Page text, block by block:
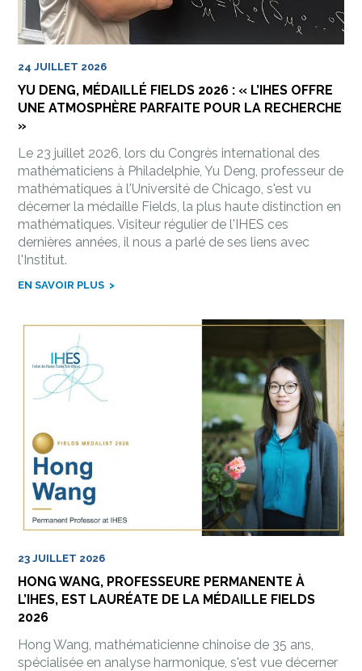
24 JUILLET 2026
YU DENG, MÉDAILLÉ FIELDS 2026 : « L’IHES OFFRE
UNE ATMOSPHÈRE PARFAITE POUR LA RECHERCHE
»
Le 23 juillet 2026, lors du Congrès international des
mathématiciens à Philadelphie, Yu Deng, professeur de
mathématiques à l'Université de Chicago, s'est vu
décerner la médaille Fields, la plus haute distinction en
mathématiques. Visiteur régulier de l'IHES ces
dernières années, il nous a parlé de ses liens avec
l'Institut.
EN SAVOIR PLUS
23 JUILLET 2026
HONG WANG, PROFESSEURE PERMANENTE À
L’IHES, EST LAURÉATE DE LA MÉDAILLE FIELDS
2026
Hong Wang, mathématicienne chinoise de 35 ans,
spécialisée en analyse harmonique, s'est vue décerner